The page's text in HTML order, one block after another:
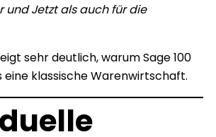
und Jetzt als auch für die
sehr deutlich, warum Sage 100
eine klassische Warenwirtschaft.